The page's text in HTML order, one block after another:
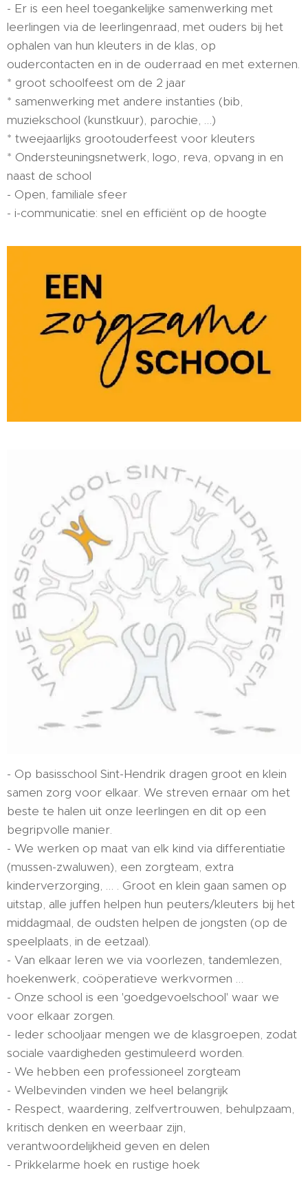
- Er is een heel toegankelijke samenwerking met
leerlingen via de leerlingenraad, met ouders bij het
ophalen van hun kleuters in de klas, op
oudercontacten en in de ouderraad en met externen.
* groot schoolfeest om de 2 jaar
* samenwerking met andere instanties (bib,
muziekschool (kunstkuur), parochie, …)
* tweejaarlijks grootouderfeest voor kleuters
* Ondersteuningsnetwerk, logo, reva, opvang in en
naast de school
- Open, familiale sfeer
- i-communicatie: snel en efficiënt op de hoogte
- Op basisschool Sint-Hendrik dragen groot en klein
samen zorg voor elkaar. We streven ernaar om het
beste te halen uit onze leerlingen en dit op een
begripvolle manier.
- We werken op maat van elk kind via differentiatie
(mussen-zwaluwen), een zorgteam, extra
kinderverzorging, … . Groot en klein gaan samen op
uitstap, alle juffen helpen hun peuters/kleuters bij het
middagmaal, de oudsten helpen de jongsten (op de
speelplaats, in de eetzaal).
- Van elkaar leren we via voorlezen, tandemlezen,
hoekenwerk, coöperatieve werkvormen …
- Onze school is een 'goedgevoelschool' waar we
voor elkaar zorgen.
- Ieder schooljaar mengen we de klasgroepen, zodat
sociale vaardigheden gestimuleerd worden.
- We hebben een professioneel zorgteam
- Welbevinden vinden we heel belangrijk
- Respect, waardering, zelfvertrouwen, behulpzaam,
kritisch denken en weerbaar zijn,
verantwoordelijkheid geven en delen
- Prikkelarme hoek en rustige hoek